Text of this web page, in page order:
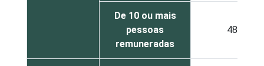
De 10 ou mais
pessoas
remuneradas
48